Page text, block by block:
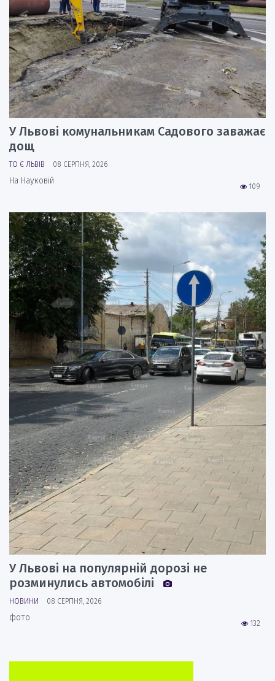
У Львові комунальникам Садового заважає
дощ
ТО Є ЛЬВІВ 08 СЕРПНЯ, 2026
109
На Науковій
У Львові на популярній дорозі не
розминулись автомобілі
НОВИНИ 08 СЕРПНЯ, 2026
132
фото